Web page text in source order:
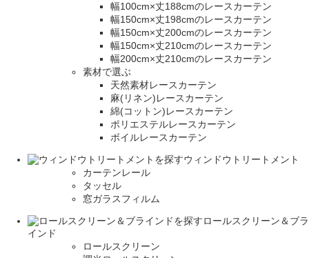
幅100cm×丈188cmのレースカーテン
幅150cm×丈198cmのレースカーテン
幅150cm×丈200cmのレースカーテン
幅150cm×丈210cmのレースカーテン
幅200cm×丈210cmのレースカーテン
素材で選ぶ
天然素材レースカーテン
麻(リネン)レースカーテン
綿(コットン)レースカーテン
ポリエステルレースカーテン
ボイルレースカーテン
ウィンドウトリートメント
カーテンレール
タッセル
窓ガラスフィルム
ロールスクリーン＆ブラ
インド
ロールスクリーン